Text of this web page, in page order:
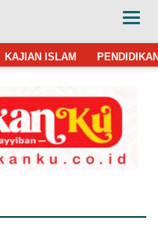
KAJIAN ISLAM